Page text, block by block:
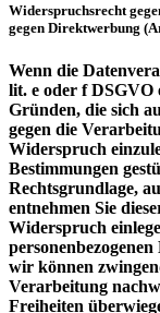
Widerspruchsrecht
gegen Direktwerbung
Wenn die
lit. e oder f DSGVO
Gründen, die sich
gegen die
Widerspruch
Bestimmungen
Rechtsgrundlage,
entnehmen Sie
Widerspruch
wir können
Verarbeitung
Freiheiten